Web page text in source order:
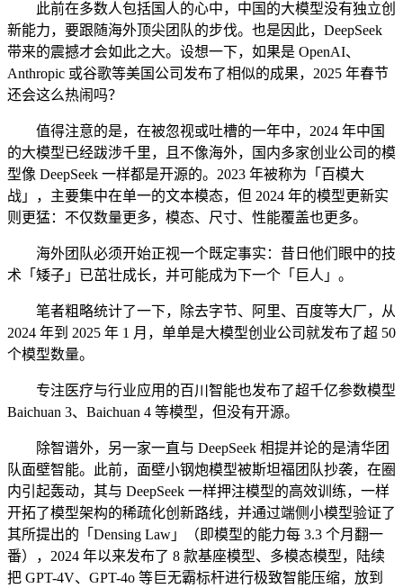
此前在多数人包括国人的心中，中国的大模型没有独立创
新能力，要跟随海外顶尖团队的步伐。也是因此，DeepSeek
带来的震撼才会如此之大。设想一下，如果是 OpenAI、
Anthropic 或谷歌等美国公司发布了相似的成果，2025 年春节
还会这么热闹吗？
值得注意的是，在被忽视或吐槽的一年中，2024 年中国
的大模型已经跋涉千里，且不像海外，国内多家创业公司的模
型像 DeepSeek 一样都是开源的。2023 年被称为「百模大
战」，主要集中在单一的文本模态，但 2024 年的模型更新实
则更猛：不仅数量更多，模态、尺寸、性能覆盖也更多。
海外团队必须开始正视一个既定事实：昔日他们眼中的技
术「矮子」已茁壮成长，并可能成为下一个「巨人」。
笔者粗略统计了一下，除去字节、阿里、百度等大厂，从
2024 年到 2025 年 1 月，单单是大模型创业公司就发布了超 50
个模型数量。
专注医疗与行业应用的百川智能也发布了超千亿参数模型
Baichuan 3、Baichuan 4 等模型，但没有开源。
除智谱外，另一家一直与 DeepSeek 相提并论的是清华团
队面壁智能。此前，面壁小钢炮模型被斯坦福团队抄袭，在圈
内引起轰动，其与 DeepSeek 一样押注模型的高效训练，一样
开拓了模型架构的稀疏化创新路线，并通过端侧小模型验证了
其所提出的「Densing Law」（即模型的能力每 3.3 个月翻一
番），2024 年以来发布了 8 款基座模型、多模态模型，陆续
把 GPT-4V、GPT-4o 等巨无霸标杆进行极致智能压缩，放到